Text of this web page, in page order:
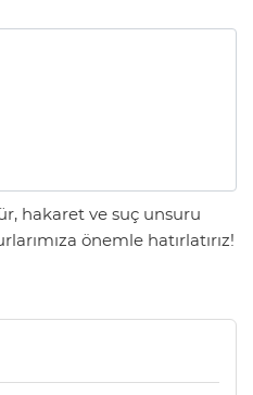
hakaret ve suç unsuru
önemle hatırlatırız!